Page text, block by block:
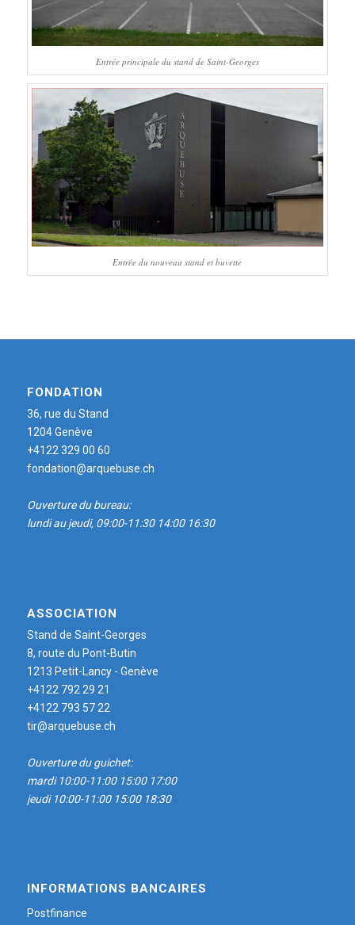
Entrée principale du stand de Saint-Georges
Entrée du nouveau stand et buvette
FONDATION
36, rue du Stand
1204 Genève
+4122 329 00 60
fondation@arquebuse.ch
Ouverture du bureau:
lundi au jeudi, 09:00-11:30 14:00 16:30
ASSOCIATION
Stand de Saint-Georges
8, route du Pont-Butin
1213 Petit-Lancy - Genève
+4122 792 29 21
+4122 793 57 22
tir@arquebuse.ch
Ouverture du guichet:
mardi 10:00-11:00 15:00 17:00
jeudi 10:00-11:00 15:00 18:30
INFORMATIONS BANCAIRES
Postfinance